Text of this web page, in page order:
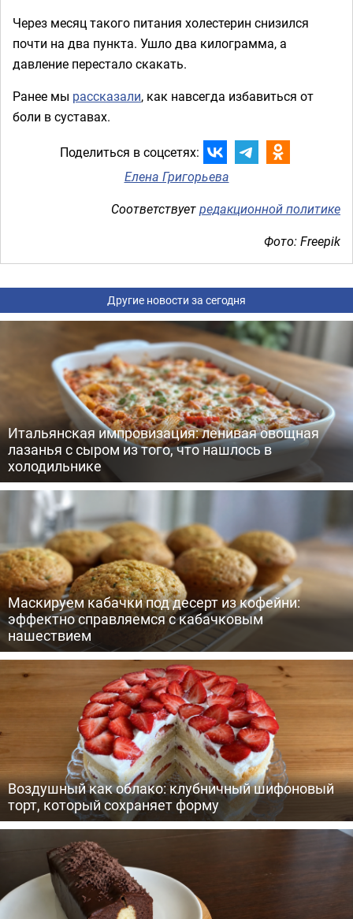
Через месяц такого питания холестерин снизился
почти на два пункта. Ушло два килограмма, а
давление перестало скакать.
Ранее мы рассказали, как навсегда избавиться от
боли в суставах.
Поделиться в соцсетях:
Елена Григорьева
Соответствуетредакционной политике
Фото: Freepik
Другие новости за сегодня
Итальянская импровизация: ленивая овощная
лазанья с сыром из того, что нашлось в
холодильнике
Маскируем кабачки под десерт из кофейни:
эффектно справляемся с кабачковым
нашествием
Воздушный как облако: клубничный шифоновый
торт, который сохраняет форму